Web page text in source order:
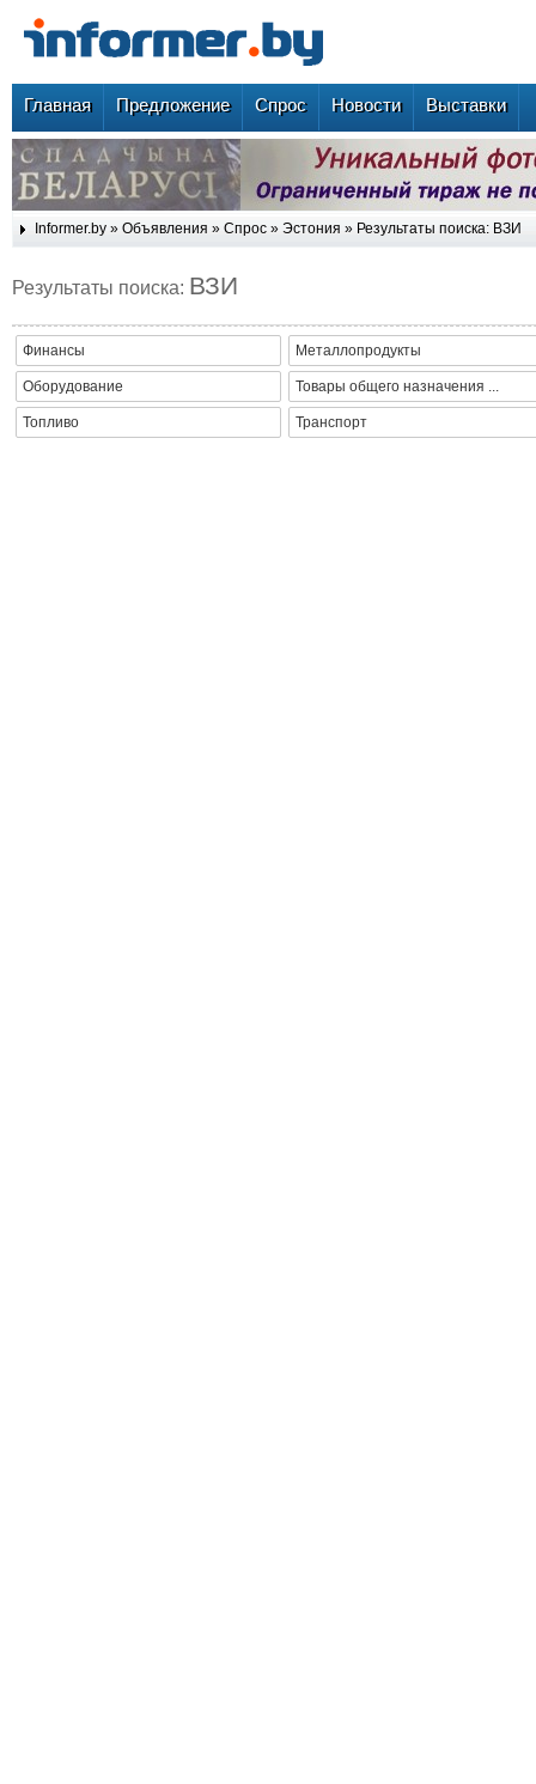
Главная Предложение Спрос Новости Выставки
Informer.by » Объявления » Спрос » Эстония » Результаты поиска: ВЗИ
Результаты поиска: ВЗИ
Финансы Металлопродукты
Оборудование Товары общего назначения ...
Топливо Транспорт